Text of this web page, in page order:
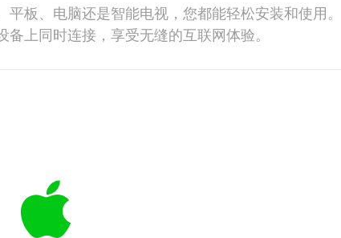
板、电脑还是智能电视，您都能轻松安装和使用。
上同时连接，享受无缝的互联网体验。